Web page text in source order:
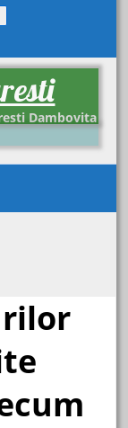
Dambovita